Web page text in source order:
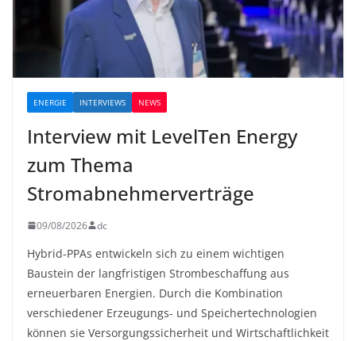
ENERGIE INTERVIEWS NEWS
Interview mit LevelTen Energy
zum Thema
Stromabnehmerverträge
09/08/2026 dc
Hybrid-PPAs entwickeln sich zu einem wichtigen
Baustein der langfristigen Strombeschaffung aus
erneuerbaren Energien. Durch die Kombination
verschiedener Erzeugungs- und Speichertechnologien
können sie Versorgungssicherheit und Wirtschaftlichkeit